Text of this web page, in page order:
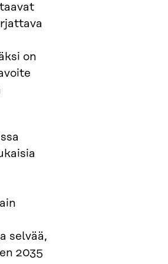
on
selvää,
2035